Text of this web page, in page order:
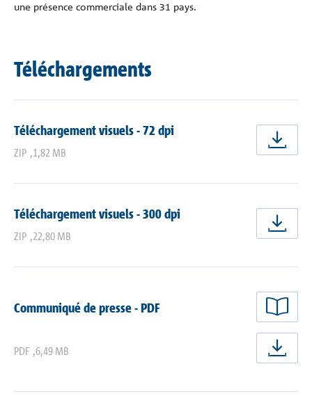
une présence commerciale dans 31 pays.
Téléchargements
Téléchargement visuels - 72 dpi
ZIP ,1,82 MB
Téléchargement visuels - 300 dpi
ZIP ,22,80 MB
Communiqué de presse - PDF
PDF ,6,49 MB